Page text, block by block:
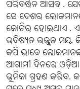
ପରିବର୍ତ୍ତନ ଆସିବ .
ସେ ଦେଶର
କୋଟିର ହୋଇଥାଏ .
ଭବିଷ୍ୟତ ଉଜ୍ଜ୍ୱଳ ମୟ.
କପି ଭାବେ
ଆଗାମୀ ଦିନରେ ଓଡ଼ିଆ
ଭୂମିକା ଗ୍ରହଣ କରିବ.